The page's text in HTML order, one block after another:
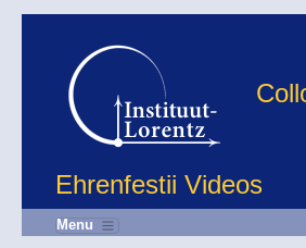
Ehrenfestii Videos
Menu